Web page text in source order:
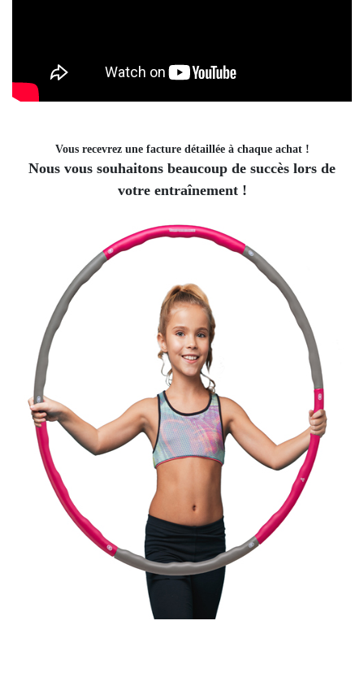
Vous recevrez une facture détaillée à chaque achat !
Nous vous souhaitons beaucoup de succès lors de
votre entraînement !